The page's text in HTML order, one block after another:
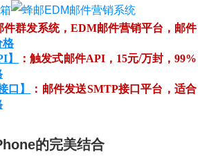
件群发系统，EDM邮件营销平台，邮件
格
】
：触发式邮件API，15元/万封，99%
口】
：邮件发送SMTP接口平台，适合
的完美结合